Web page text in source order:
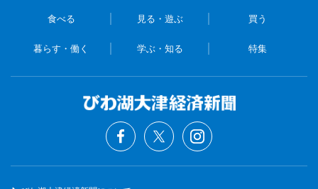
食べる 見る・遊ぶ 買う
暮らす・働く 学ぶ・知る 特集